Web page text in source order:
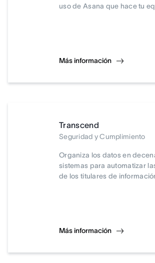
uso de Asana que hace tu
Más información
Transcend
Seguridad y Cumplimiento
Organiza los datos en
sistemas para automatizar
de los titulares de
Más información